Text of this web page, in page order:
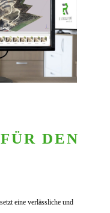
DEN
eine verlässliche und